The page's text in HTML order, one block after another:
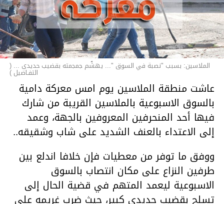
الملاسين: بسبب "نصبة في السوق "... يهشّم جمجمته بقضيب حديدي ... (
التفـاصيل )
عاشت منطقة الملاسين يوم امس معركة دامية
بالسوق الاسبوعية بالملاسين القريبة من شارك
فيها أحد المنحرفين المعروفين بالجهة، وعمد
إلى الاعتداء بالعنف الشديد على شاب وشقيقه..
ووفق ما توفر من معطيات فإن خلافا اندلع بين
طرفين النزاع على مكان انتصاب بالسوق
الاسبوعية ليعمد المتهم في قضية الحال إلى
تسلح بقضيب حديدي كبير، حيث ضرب غريمه على